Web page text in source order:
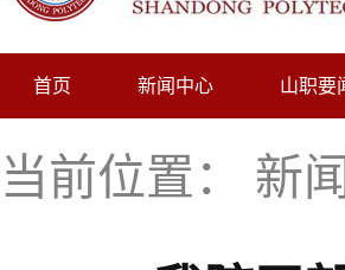
首页 新闻中心 山职要
当前位置： 新